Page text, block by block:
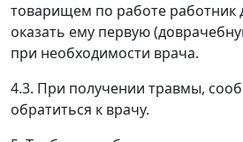
товарищем по работе работник
оказать ему первую
при необходимости врача.
4.3. При получении травмы,
обратиться к врачу.